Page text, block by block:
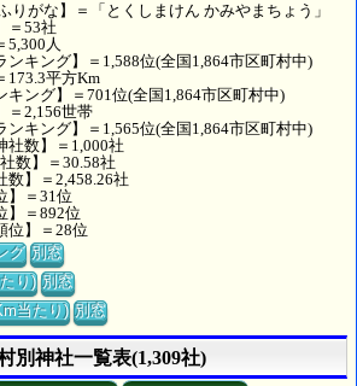
りがな】＝「とくしまけん かみやまちょう」
＝53社
5,300人
ンキング】＝1,588位(全国1,864市区町村中)
173.3平方Km
キング】＝701位(全国1,864市区町村中)
＝2,156世帯
ンキング】＝1,565位(全国1,864市区町村中)
社数】＝1,000社
数】＝30.58社
数】＝2,458.26社
】＝31位
】＝892位
位】＝28位
グ 別窓
り) 別窓
当たり) 別窓
別神社一覧表(1,309社)